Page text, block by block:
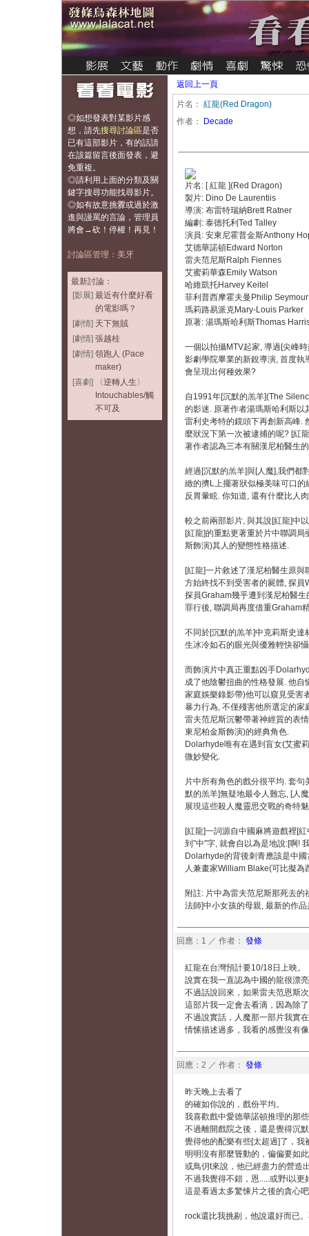
◎如想發表對某影片感
想， 請先搜尋討論區是否
已有這部影片，有的話請
在該篇留言後面發表，避
免重複。
◎請利用上面的分類及關
鍵字搜尋功能找尋影片。
◎如有故意挑釁或過於激
進與謾罵的言論，管理員
將會→砍！停權！再見！
討論區管理：美牙
最新討論：
[影展] 最近有什麼好看
的電影嗎？
[劇情] 天下無賊
[劇情] 張越桂
[劇情] 領跑人 (Pace
maker)
[喜劇]
〈逆轉人生〉
Intouchables/觸
不可及
返回上一頁
片名： 紅龍(Red Dragon)
作者：
Decade
片名: [ 紅龍 ](Red Dragon)
製片: Dino De Laurentiis
導演: 布雷特瑞納Brett Ratner
編劇: 泰德托利Ted Talley
演員: 安東尼霍普金斯Anthony
艾德華諾頓Edward Norton
雷夫范尼斯Ralph Fiennes
艾蜜莉華森Emily Watson
哈維凱托Harvey Keitel
菲利普西摩霍夫曼Philip
瑪莉路易派克Mary-Louis Parker
原著: 湯瑪斯哈利斯Thomas
一個以拍攝MTV起家, 導過[尖峰
影劇學院畢業的新銳導演, 首度執
會呈現出何種效果?
自1991年[沉默的羔羊](The
的影迷. 原著作者湯瑪斯哈利斯
雷利史考特的鏡頭下再創新高峰.
麼狀況下第一次被逮捕的呢? [紅
著作者認為三本有關漢尼柏醫生
經過[沉默的羔羊]與[人魔],我們都
緻的擠L上擺著狀似極美味可口
反胃暈眩. 你知道, 還有什麼比人
較之前兩部影片, 與其說[紅龍]中
[紅龍]的重點更著重於片中聯調
斯飾演)其人的變態性格描述.
[紅龍]一片敘述了漢尼柏醫生原
方始終找不到受害者的屍體, 探
探員Graham幾乎遭到漢尼柏醫
罪行後, 聯調局再度借重Graham
不同於[沉默的羔羊]中克莉斯史
生冰冷如石的眼光與優雅輕快卻
而飾演片中真正重點凶手
成了他陰鬱扭曲的性格發展. 他
家庭娛樂錄影帶)他可以窺見受害
暴力行為, 不僅殘害他所選定的家
雷夫范尼斯沉鬱帶著神經質的表
東尼柏金斯飾演)的經典角色.
Dolarhyde唯有在遇到盲女(艾蜜
微妙變化.
片中所有角色的戲分很平均. 套
默的羔羊]無疑地最令人難忘, [人
展現這些殺人魔靈思交戰的奇特
[紅龍]一詞源自中國麻將遊戲裡[
到”中”字, 就會自以為是地說:[啊!
Dolarhyde的背後刺青應該是中
人兼畫家William Blake(可比擬為
附註: 片中為雷夫范尼斯那死去
法師]中小女孩的母親, 最新的作
回應：1 ／ 作者： 發條
紅龍在台灣預計要10/18日上映。
說實在我一直認為中國的龍很漂
不過話說回來，如果雷夫范恩斯
這部片我一定會去看滴，因為除
不過說實話，人魔那一部片我實
情愫描述過多，我看的感覺沒有
回應：2 ／ 作者： 發條
昨天晚上去看了
的確如你說的，戲份平均。
我喜歡戲中愛德華諾頓推理的那
不過離開戲院之後，還是覺得沉
覺得他的配樂有些[太超過]了，我
明明沒有那麼聳動的，偏偏要如
或鳥仴t來說，他已經盡力的營造
不過我覺得不錯，恩.....或野i以更
這是看過太多驚悚片之後的貪心
rock還比我挑剔，他說還好而已